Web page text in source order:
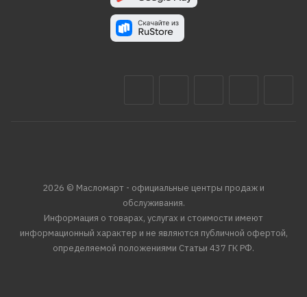
2026 © Масломарт - официальные центры продаж и
обслуживания.
Информация о товарах, услугах и стоимости имеют
информационный характер и не являются публичной офертой,
определяемой положениями Статьи 437 ГК РФ.